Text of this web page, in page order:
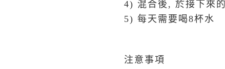
4) 混合後 , 於接下來的
5) 每天需要喝8杯水
注意事項